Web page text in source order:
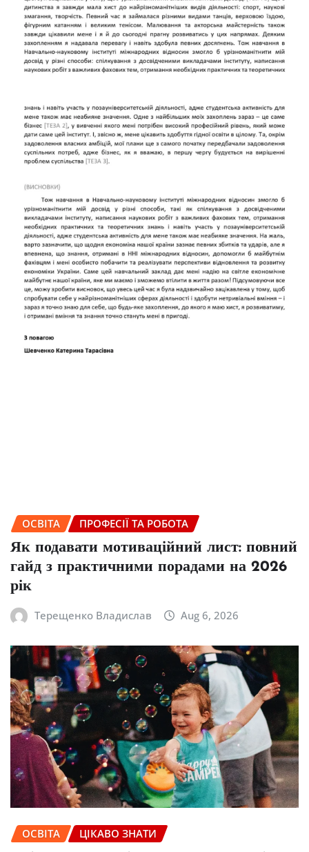
ОСВІТА ПРОФЕСІЇ ТА РОБОТА
Як подавати мотиваційний лист: повний
гайд з практичними порадами на 2026
рік
Терещенко Владислав Aug 6, 2026
ОСВІТА ЦІКАВО ЗНАТИ